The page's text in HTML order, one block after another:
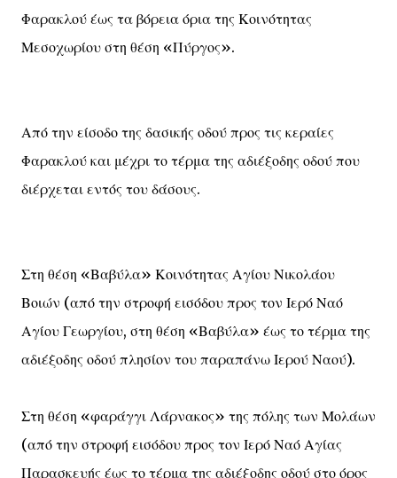
Φαρακλού έως τα βόρεια όρια της Κοινότητας
Μεσοχωρίου στη θέση «Πύργος».
Από την είσοδο της δασικής οδού προς τις κεραίες
Φαρακλού και μέχρι το τέρμα της αδιέξοδης οδού που
διέρχεται εντός του δάσους.
Στη θέση «Βαβύλα» Κοινότητας Αγίου Νικολάου
Βοιών (από την στροφή εισόδου προς τον Ιερό Ναό
Αγίου Γεωργίου, στη θέση «Βαβύλα» έως το τέρμα της
αδιέξοδης οδού πλησίον του παραπάνω Ιερού Ναού).
Στη θέση «φαράγγι Λάρνακος» της πόλης των Μολάων
(από την στροφή εισόδου προς τον Ιερό Ναό Αγίας
Παρασκευής έως το τέρμα της αδιέξοδης οδού στο όρος